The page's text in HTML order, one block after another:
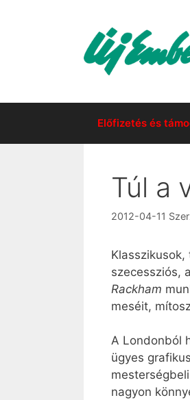
Előfizetés és
Túl a
2012-04-11
szecessziós,
Rackham
meséit,
A Londonból
ügyes
nagyon